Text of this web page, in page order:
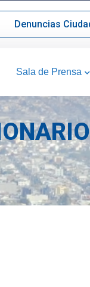
Denuncias
Sala de Prensa